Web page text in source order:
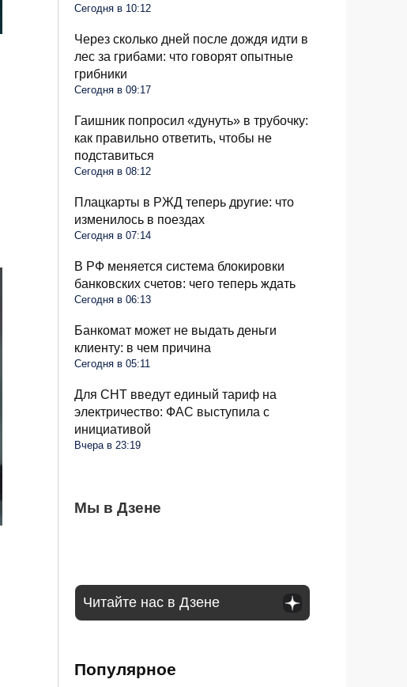
Сегодня в 10:12
Через сколько дней после дождя идти в
лес за грибами: что говорят опытные
грибники
Сегодня в 09:17
Гаишник попросил «дунуть» в трубочку:
как правильно ответить, чтобы не
подставиться
Сегодня в 08:12
Плацкарты в РЖД теперь другие: что
изменилось в поездах
Сегодня в 07:14
В РФ меняется система блокировки
банковских счетов: чего теперь ждать
Сегодня в 06:13
Банкомат может не выдать деньги
клиенту: в чем причина
Сегодня в 05:11
Для СНТ введут единый тариф на
электричество: ФАС выступила с
инициативой
Вчера в 23:19
Мы в Дзене
Самые безопасные и мясные сосиски в
магазине: на какие марки стоит обратить
Гражданам начали отказывать в продаже
Через сколько дней после дождя идти в
Читайте нас в Дзене
Популярное